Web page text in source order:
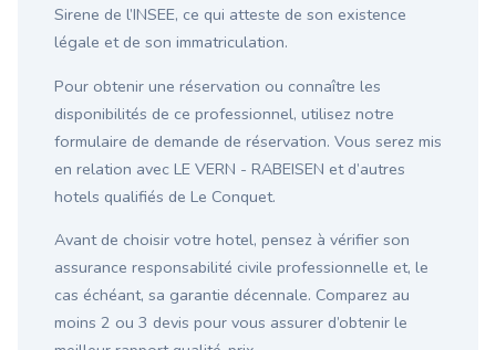
Sirene de l’INSEE, ce qui atteste de son existence
légale et de son immatriculation.
Pour obtenir une réservation ou connaître les
disponibilités de ce professionnel, utilisez notre
formulaire de demande de réservation. Vous serez mis
en relation avec LE VERN - RABEISEN et d’autres
hotels qualifiés de Le Conquet.
Avant de choisir votre hotel, pensez à vérifier son
assurance responsabilité civile professionnelle et, le
cas échéant, sa garantie décennale. Comparez au
moins 2 ou 3 devis pour vous assurer d’obtenir le